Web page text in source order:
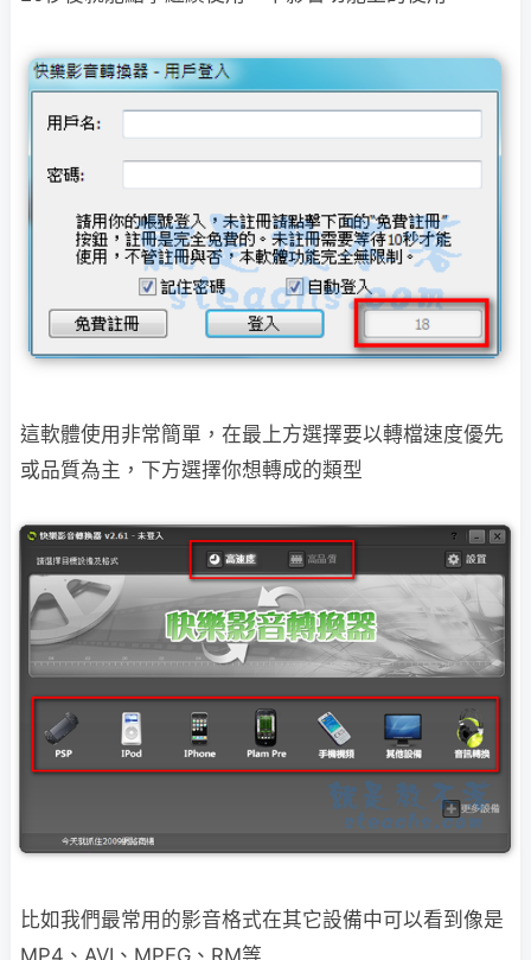
這軟體使用非常簡單，在最上方選擇要以轉檔速度優先
或品質為主，下方選擇你想轉成的類型
比如我們最常用的影音格式在其它設備中可以看到像是